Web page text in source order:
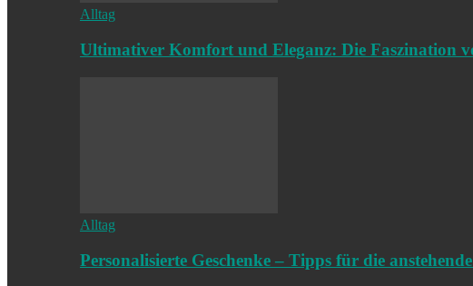
Alltag
Ultimativer Komfort und Eleganz: Die Faszination
Alltag
Personalisierte Geschenke – Tipps für die